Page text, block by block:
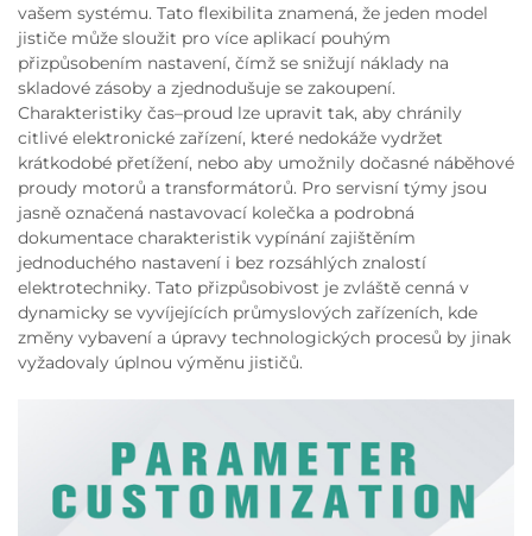
vašem systému. Tato flexibilita znamená, že jeden model
jističe může sloužit pro více aplikací pouhým
přizpůsobením nastavení, čímž se snižují náklady na
skladové zásoby a zjednodušuje se zakoupení.
Charakteristiky čas–proud lze upravit tak, aby chránily
citlivé elektronické zařízení, které nedokáže vydržet
krátkodobé přetížení, nebo aby umožnily dočasné náběhové
proudy motorů a transformátorů. Pro servisní týmy jsou
jasně označená nastavovací kolečka a podrobná
dokumentace charakteristik vypínání zajištěním
jednoduchého nastavení i bez rozsáhlých znalostí
elektrotechniky. Tato přizpůsobivost je zvláště cenná v
dynamicky se vyvíjejících průmyslových zařízeních, kde
změny vybavení a úpravy technologických procesů by jinak
vyžadovaly úplnou výměnu jističů.